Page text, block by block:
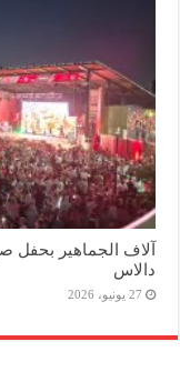
آلاف الجماهير بحفل
دالاس
27 يونيو، 2026